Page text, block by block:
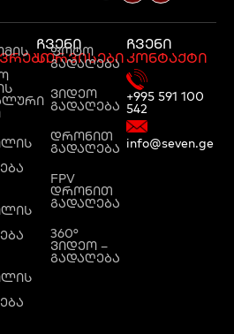
ჩვენი
სერვისები
ფოტო
გადაღება
ვიდეო
გადაღება
დრონით
გადაღება
FPV
დრონით
გადაღება
360°
ვიდეო –
გადაღება
ჩვენი
კონტაქტი
+995 591 100
542
info@seven.ge